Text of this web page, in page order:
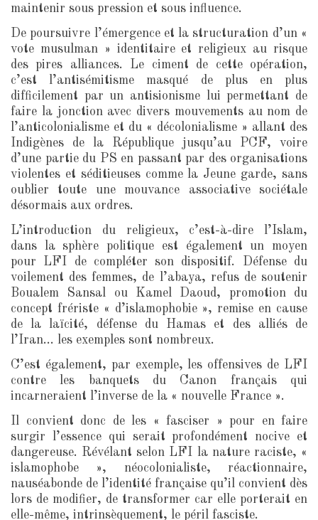
maintenir sous pression et sous influence.
De poursuivre l’émergence et la structuration d’un «
vote musulman » identitaire et religieux au risque
des pires alliances. Le ciment de cette opération,
c’est l’antisémitisme masqué de plus en plus
difficilement par un antisionisme lui permettant de
faire la jonction avec divers mouvements au nom de
l’anticolonialisme et du « décolonialisme » allant des
Indigènes de la République jusqu’au PCF, voire
d’une partie du PS en passant par des organisations
violentes et séditieuses comme la Jeune garde, sans
oublier toute une mouvance associative sociétale
désormais aux ordres.
L’introduction du religieux, c’est-à-dire l’Islam,
dans la sphère politique est également un moyen
pour LFI de compléter son dispositif. Défense du
voilement des femmes, de l’abaya, refus de soutenir
Boualem Sansal ou Kamel Daoud, promotion du
concept frériste « d’islamophobie », remise en cause
de la laïcité, défense du Hamas et des alliés de
l’Iran… les exemples sont nombreux.
C’est également, par exemple, les offensives de LFI
contre les banquets du Canon français qui
incarneraient l’inverse de la « nouvelle France ».
Il convient donc de les « fasciser » pour en faire
surgir l’essence qui serait profondément nocive et
dangereuse. Révélant selon LFI la nature raciste, «
islamophobe », néocolonialiste, réactionnaire,
nauséabonde de l’identité française qu’il convient dès
lors de modifier, de transformer car elle porterait en
elle-même, intrinsèquement, le péril fasciste.